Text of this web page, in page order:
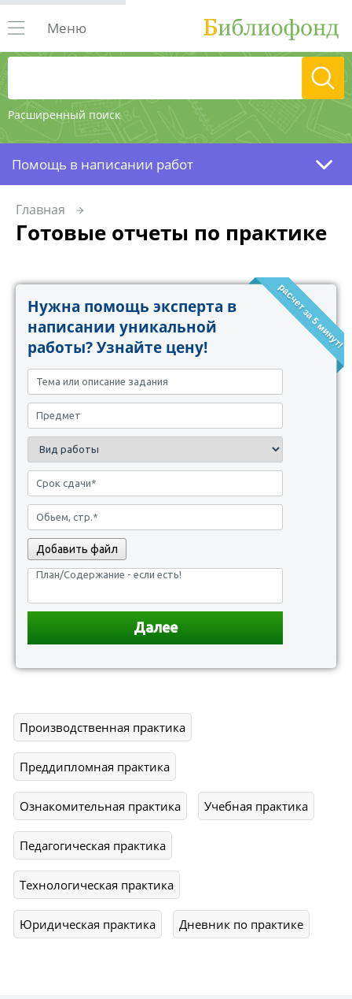
Расширенный поиск
Меню
Помощь в написании работ
Главная
Готовые отчеты по практике
расчет за 5 минут!
Нужна помощь эксперта в
написании уникальной
работы? Узнайте цену!
Добавить файл
Производственная практика
Преддипломная практика
Ознакомительная практика Учебная практика
Педагогическая практика
Технологическая практика
Юридическая практика Дневник по практике